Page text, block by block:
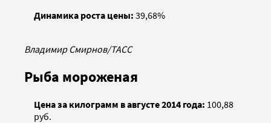
Динамика роста цены: 39,68%
Владимир Смирнов/ТАСС
Рыба мороженая
Цена за килограмм в августе 2014 года: 100,88
руб.